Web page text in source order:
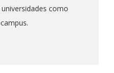
como